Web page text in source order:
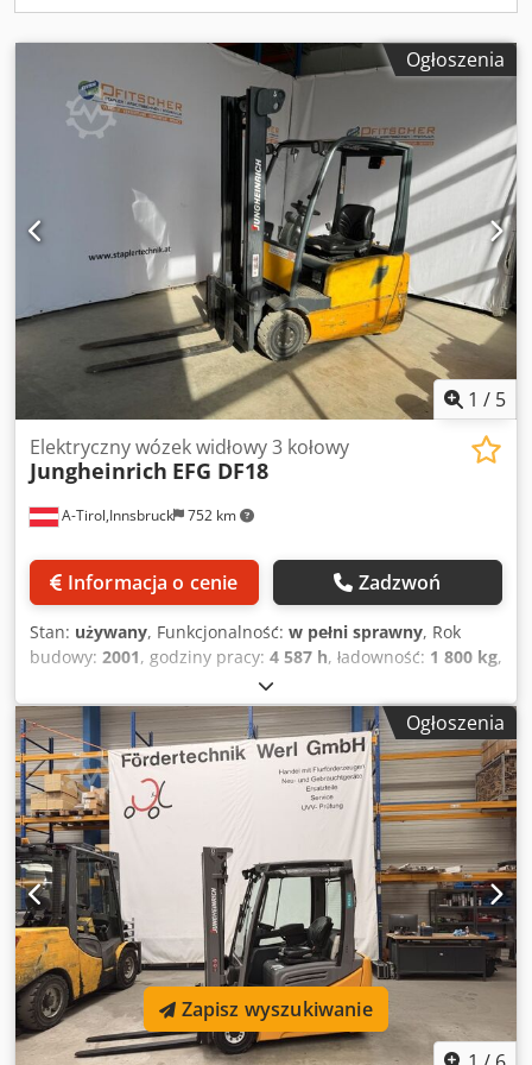
produkcji akumulatora: 2019 Pojemność akumulatora (Ah):
500 Napięcie akumulatora (V): 48 Wyposażenie: częściowa
kabina (szyba przednia i dachowa), wycieraczka przednia,
przednie i tylne reflektory robocze LED. Uwagi: Pełny wolny
skok.
Ogłoszenia
1 / 5
A-Tirol,Innsbruck 752 km
Elektryczny wózek widłowy 3 kołowy
Jungheinrich EFG DF18
Informacja o cenie Zadzwoń
Stan: używany, Funkcjonalność: w pełni sprawny, Rok
budowy: 2001, godziny pracy: 4 587 h, ładowność: 1 800 kg,
3 500 mm
wysokość konstrukcyjna:2 260 mm, długość wideł:1 200
mm, Elektryczny wózek widłowy 3-kołowy Punkt ciężkości
ładunku: 500 Szerokość wideł: 100 mm Grubość wideł: 50
mm Typ masztu: Duplex Stan: Gotowy do pracy i w pełni
sprawny Stan techniczny: dobry Stan ogumienia
przedniego: 80 - 100% Stan ogumienia tylnego: 80 - 100%
Dodpfx Acezrcmnefjck Napięcie baterii: 48V Pojemność
baterii: 625Ah Rok produkcji baterii: 2017 Boczne
przesuwanie wideł, 3. zawór, 4. zawór, przednie reflektory
robocze, osłona dachowa, lusterko wewnętrzne, 3 koła,
fotel, POMARAŃCZOWA LAMPA OBROTOWA
Ogłoszenia
Zapisz wyszukiwanie